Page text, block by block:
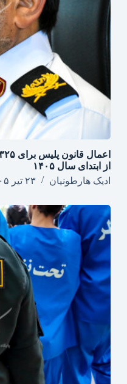
از ابتدای سال ۱۴۰۵
ادیک هارطونیان
۲۳ تیر ۱۴۰۵